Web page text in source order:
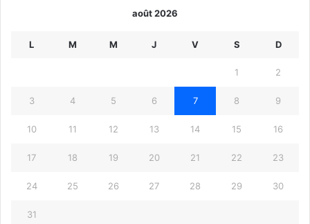
août 2026
L M M J V S D
1 2
3 4 5 6 7 8 9
10 11 12 13 14 15 16
17 18 19 20 21 22 23
24 25 26 27 28 29 30
31